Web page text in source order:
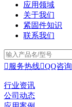
应用领域
关于我们
紧固件知识
联系我们
 服务热线QQ咨询
行业资讯
公司动态